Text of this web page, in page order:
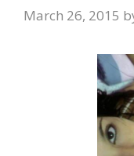
March 26, 2015